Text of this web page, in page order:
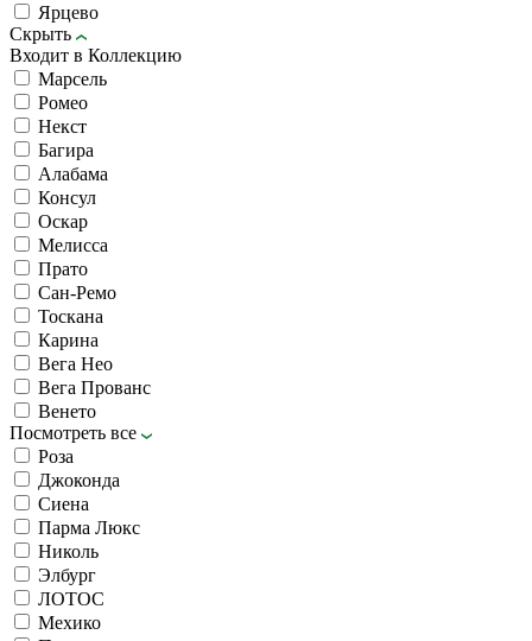
Ярцево
Скрыть
Входит в Коллекцию
Марсель
Ромео
Некст
Багира
Алабама
Консул
Оскар
Мелисса
Прато
Сан-Ремо
Тоскана
Карина
Вега Нео
Вега Прованс
Венето
Посмотреть все
Роза
Джоконда
Сиена
Парма Люкс
Николь
Элбург
ЛОТОС
Мехико